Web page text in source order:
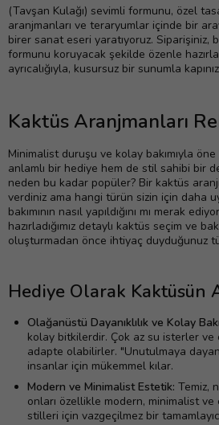
(Tavşan Kulağı) sevimli formunu, özel
aranjmanları ve teraryumlar içinde bir
birer sanat eseri yaratıyoruz. Siparişiniz,
formunu koruyacak şekilde özenle
ayrıcalığıyla, kusursuz bir sunumla
Kaktüs Aranjmanları
Minimalist duruşu ve kolay bakımıyla
anlamlı bir hediye hem de stil sahibi bir
neden bu kadar popüler? Bir kaktüs
verdiniz ama hangi türün sizin için daha
bakımının nasıl yapıldığını mı merak
hazırladığımız detaylı kaktüs seçim ve
oluşturmadan önce ihtiyaç duyduğunuz
Hediye Olarak Kaktüsün
Olağanüstü Dayanıklılık ve Kolay
kolay bitkilerdir. Çok az su isterler ve
adapte olabilirler. "Unutulmaya
insanlar için mükemmel kılar.
Modern ve Minimalist Estetik: Temiz,
onları özellikle modern, minimalist
stilleri için vazgeçilmez bir